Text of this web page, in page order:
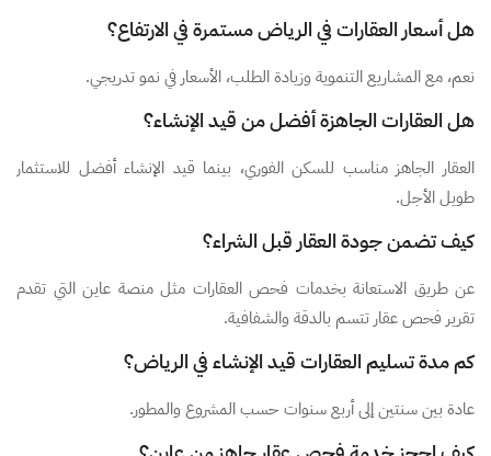
هل أسعار العقارات في الرياض مستمرة في الارتفاع؟
نعم، مع المشاريع التنموية وزيادة الطلب، الأسعار في نمو تدريجي.
هل العقارات الجاهزة أفضل من قيد الإنشاء؟
العقار الجاهز مناسب للسكن الفوري، بينما قيد الإنشاء أفضل للاستثمار
طويل الأجل.
كيف تضمن جودة العقار قبل الشراء؟
عن طريق الاستعانة بخدمات فحص العقارات مثل منصة عاين التي تقدم
تقرير فحص عقار تتسم بالدقة والشفافية.
كم مدة تسليم العقارات قيد الإنشاء في الرياض؟
عادة بين سنتين إلى أربع سنوات حسب المشروع والمطور.